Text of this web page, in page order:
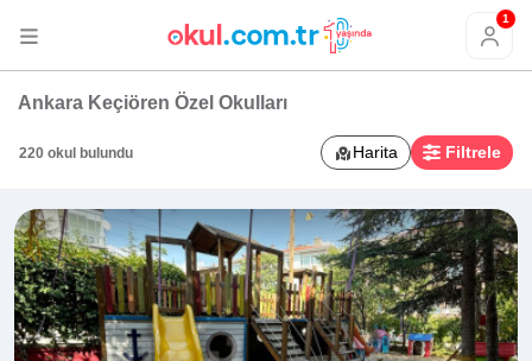
1
Ankara Keçiören Özel Okulları
220 okul bulundu Harita Filtrele